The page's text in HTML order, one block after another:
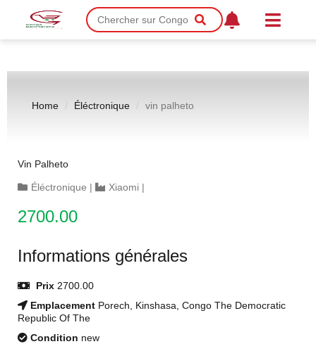
Home Éléctronique vin palheto
Vin Palheto
Éléctronique | Xiaomi |
2700.00
Informations générales
Prix 2700.00
Emplacement Porech, Kinshasa, Congo The Democratic
Republic Of The
Condition new